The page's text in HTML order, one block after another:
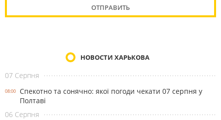
НОВОСТИ ХАРЬКОВА
07 Серпня
08:00
Спекотно та сонячно: якої погоди чекати 07 серпня у
Полтаві
06 Серпня